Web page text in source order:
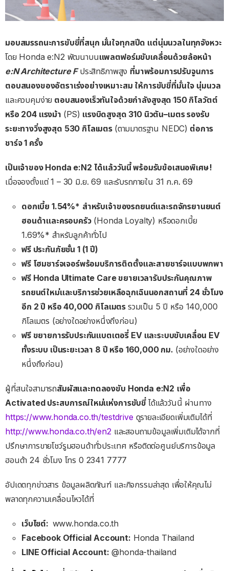
มอบสมรรถนะการขับขี่ที่สนุก มั่นใจทุกสปีด แต่นุ่มนวลในทุกจังหวะ
โดย Honda e:N2 พัฒนาบนแพลตฟอร์มขับเคลื่อนด้วยล้อหน้า
e:N Architecture Fประสิทธิภาพสูง ที่มาพร้อมการปรับจูนการ
ตอบสนองของอัตราเร่งอย่างเหมาะสม ให้การขับขี่ที่มั่นใจ นุ่มนวล
และควบคุมง่าย ตอบสนองเร็วทันใจด้วยกำลังสูงสุด 150 กิโลวัตต์
หรือ 204 แรงม้า (PS) แรงบิดสูงสุด 310 นิวตัน–เมตรรองรับ
ระยะทางวิ่งสูงสุด 530 กิโลเมตร (ตามมาตรฐาน NEDC) ต่อการ
ชาร์จ1 ครั้ง
เป็นเจ้าของHonda e:N2 ได้แล้ววันนี้พร้อมรับข้อเสนอพิเศษ!
เมื่อจองตั้งแต่ 1 – 30 มิ.ย. 69 และรับรถภายใน 31 ก.ค. 69
ดอกเบี้ย 1.54%* สำหรับเจ้าของรถยนต์และรถจักรยานยนต์
ฮอนด้าและครอบครัว(Honda Loyalty) หรือดอกเบี้ย
1.69%* สำหรับลูกค้าทั่วไป
ฟรี ประกันภัยชั้น 1 (1ปี)
ฟรี โฮมชาร์จเจอร์พร้อมบริการติดตั้งและสายชาร์จแบบพกพา
ฟรีHonda Ultimate Careขยายเวลารับประกันคุณภาพ
รถยนต์ใหม่และบริการช่วยเหลือฉุกเฉินนอกสถานที่ 24 ชั่วโมง
อีก 2ปี หรือ 40,000 กิโลเมตร รวมเป็น 5 ปี หรือ 140,000
กิโลเมตร (อย่างใดอย่างหนึ่งถึงก่อน)
ฟรี ขยายการรับประกันแบตเตอรี่ EV และระบบขับเคลื่อน EV
ทั้งระบบ เป็นระยะเวลา 8 ปี หรือ 160,000 กม. (อย่างใดอย่าง
หนึ่งถึงก่อน)
ผู้ที่สนใจสามารถสัมผัสและทดลองขับ Honda e:N2 เพื่อ
Activated ประสบการณ์ใหม่แห่งการขับขี่ ได้แล้ววันนี้ ผ่านทาง
https://www.honda.co.th/testdriveดูรายละเอียดเพิ่มเติมได้ที่
http://www.honda.co.th/en2 และสอบถามข้อมูลเพิ่มเติมได้จากที่
ปรึกษาการขายโชว์รูมฮอนด้าทั่วประเทศ หรือติดต่อศูนย์บริการข้อมูล
ฮอนด้า 24 ชั่วโมง โทร 0 2341 7777
อัปเดตทุกข่าวสาร ข้อมูลผลิตภัณฑ์ และกิจกรรมล่าสุด เพื่อให้คุณไม่
พลาดทุกความเคลื่อนไหวได้ที่
เว็บไซต์: www.honda.co.th
Facebook Official Account: Honda Thailand
LINE Official Account: @honda-thailand